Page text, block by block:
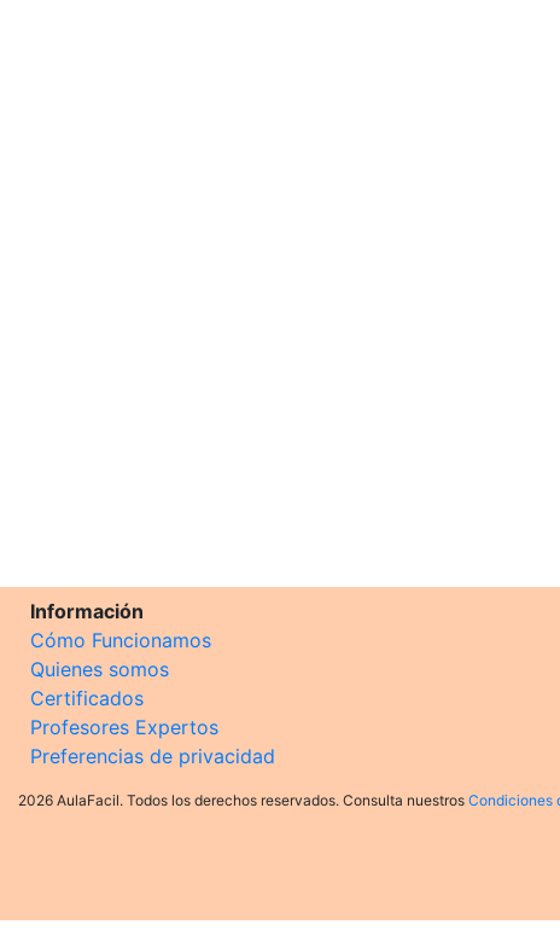
Información
Cómo Funcionamos
Quienes somos
Certificados
Profesores Expertos
Preferencias de privacidad
2026 AulaFacil. Todos los derechos reservados. Consulta nuestros Condiciones